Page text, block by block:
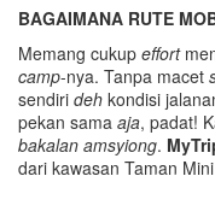
BAGAIMANA RUTE
Memang cukup effort
camp-nya. Tanpa macet
sendiri deh kondisi
pekan sama aja, padat!
bakalan amsyiong.
dari kawasan Taman